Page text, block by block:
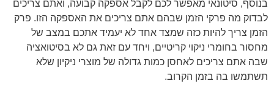
בנוסף, סיטונאי מאפשר לכם לקבל אספקה קבועה, ואתם צריכים
לבדוק מה פרקי הזמן שבהם אתם צריכים את האספקה הזו. פרק
הזמן צריך להיות כזה שמצד אחד לא יעמיד אתכם במצב של
מחסור בחומרי ניקוי קריטיים, ויחד עם זאת גם לא בסיטואציה
שבה אתם צריכים לאחסן כמות גדולה של מוצרי ניקיון שלא
תשתמשו בה בזמן הקרוב.